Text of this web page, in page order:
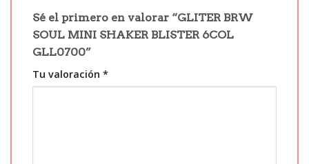
Sé el primero en valorar “GLITER BRW
SOUL MINI SHAKER BLISTER 6COL
GLL0700”
Tu valoración *